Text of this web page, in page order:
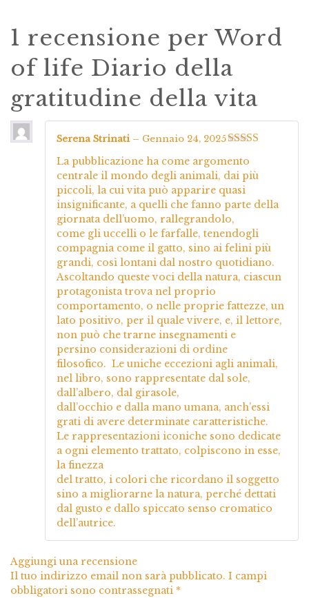
1 recensione per Word
of life Diario della
gratitudine della vita
Serena Strinati – Gennaio 24, 2025
La pubblicazione ha come argomento
centrale il mondo degli animali, dai più
piccoli, la cui vita può apparire quasi
insignificante, a quelli che fanno parte della
giornata dell’uomo, rallegrandolo,
come gli uccelli o le farfalle, tenendogli
compagnia come il gatto, sino ai felini più
grandi, così lontani dal nostro quotidiano.
Ascoltando queste voci della natura, ciascun
protagonista trova nel proprio
comportamento, o nelle proprie fattezze, un
lato positivo, per il quale vivere, e, il lettore,
non può che trarne insegnamenti e
persino considerazioni di ordine
filosofico. Le uniche eccezioni agli animali,
nel libro, sono rappresentate dal sole,
dall’albero, dal girasole,
dall’occhio e dalla mano umana, anch’essi
grati di avere determinate caratteristiche.
Le rappresentazioni iconiche sono dedicate
a ogni elemento trattato, colpiscono in esse,
la finezza
del tratto, i colori che ricordano il soggetto
sino a migliorarne la natura, perché dettati
dal gusto e dallo spiccato senso cromatico
dell’autrice.
Aggiungi una recensione
Il tuo indirizzo email non sarà pubblicato. I campi
obbligatori sono contrassegnati *